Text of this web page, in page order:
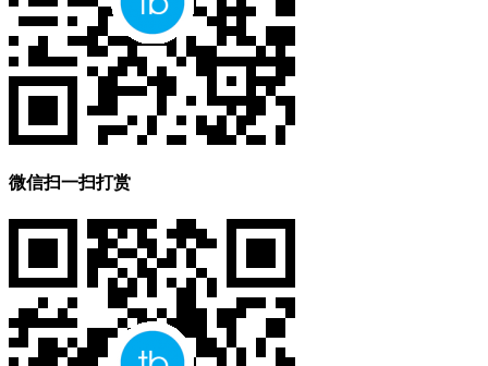
微信扫一扫打赏